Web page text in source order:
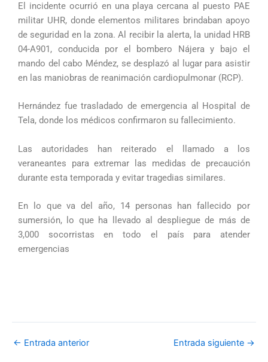
El incidente ocurrió en una playa cercana al puesto PAE
militar UHR, donde elementos militares brindaban apoyo
de seguridad en la zona. Al recibir la alerta, la unidad HRB
04-A901, conducida por el bombero Nájera y bajo el
mando del cabo Méndez, se desplazó al lugar para asistir
en las maniobras de reanimación cardiopulmonar (RCP).
Hernández fue trasladado de emergencia al Hospital de
Tela, donde los médicos confirmaron su fallecimiento.
Las autoridades han reiterado el llamado a los
veraneantes para extremar las medidas de precaución
durante esta temporada y evitar tragedias similares.
En lo que va del año, 14 personas han fallecido por
sumersión, lo que ha llevado al despliegue de más de
3,000 socorristas en todo el país para atender
emergencias
← Entrada anterior Entrada siguiente →